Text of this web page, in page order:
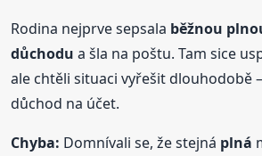
Rodina nejprve sepsala běžnou
důchodu a šla na poštu. Tam sice
ale chtěli situaci vyřešit dlouhodobě
důchod na účet.
Chyba: Domnívali se, že stejná plná